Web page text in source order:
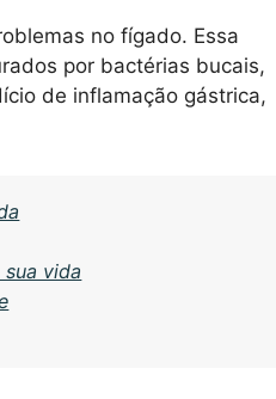
no fígado. Essa
por bactérias bucais,
de inflamação gástrica,
vida